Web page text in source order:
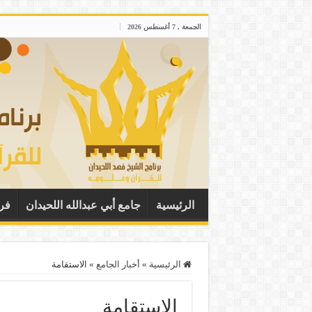
الجمعة , 7 أغسطس 2026
الرئيسية جامع أبي عبدالله اللحيدان
الرئيسية » أخبار الجامع » الاستقامة